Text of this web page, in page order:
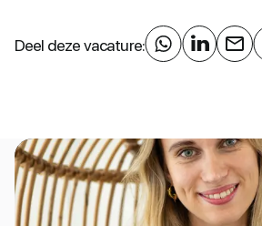
Deel deze vacature: